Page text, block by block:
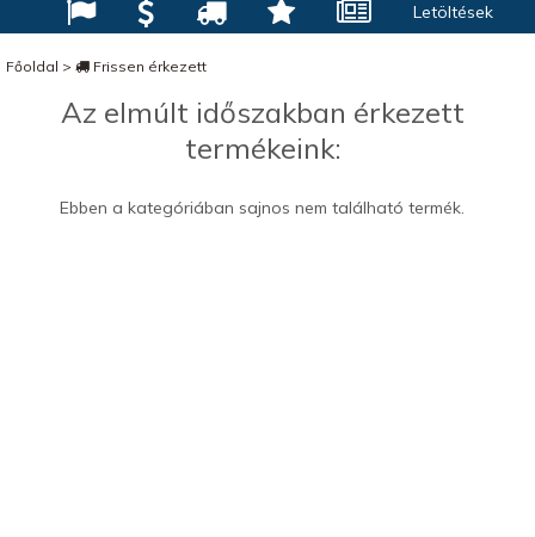
Letöltések
Főoldal > Frissen érkezett
Az elmúlt időszakban érkezett
termékeink:
Ebben a kategóriában sajnos nem található termék.